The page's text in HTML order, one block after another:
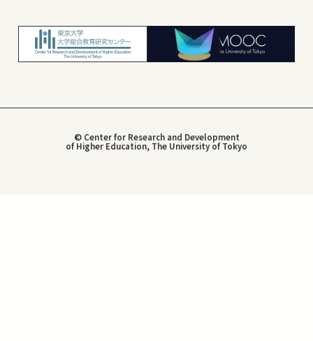
© Center for Research and Development
of Higher Education, The University of Tokyo